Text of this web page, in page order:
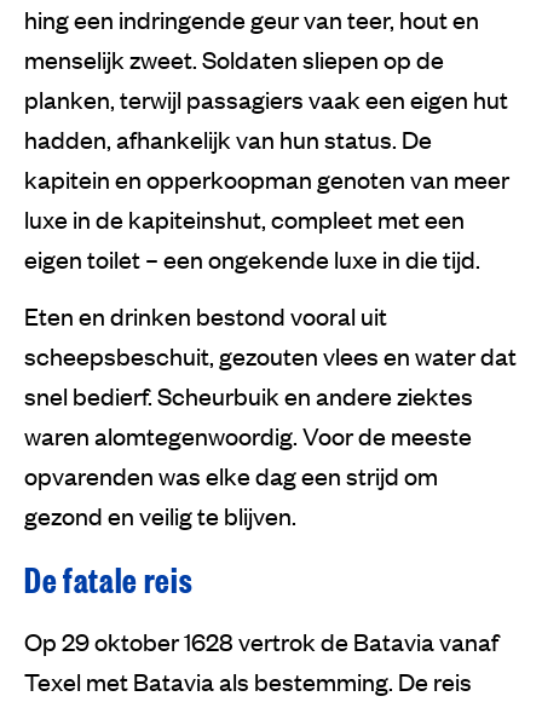
hing een indringende geur van teer, hout en
menselijk zweet. Soldaten sliepen op de
planken, terwijl passagiers vaak een eigen hut
hadden, afhankelijk van hun status. De
kapitein en opperkoopman genoten van meer
luxe in de kapiteinshut, compleet met een
eigen toilet – een ongekende luxe in die tijd.
Eten en drinken bestond vooral uit
scheepsbeschuit, gezouten vlees en water dat
snel bedierf. Scheurbuik en andere ziektes
waren alomtegenwoordig. Voor de meeste
opvarenden was elke dag een strijd om
gezond en veilig te blijven.
De fatale reis
Op 29 oktober 1628 vertrok de Batavia vanaf
Texel met Batavia als bestemming. De reis